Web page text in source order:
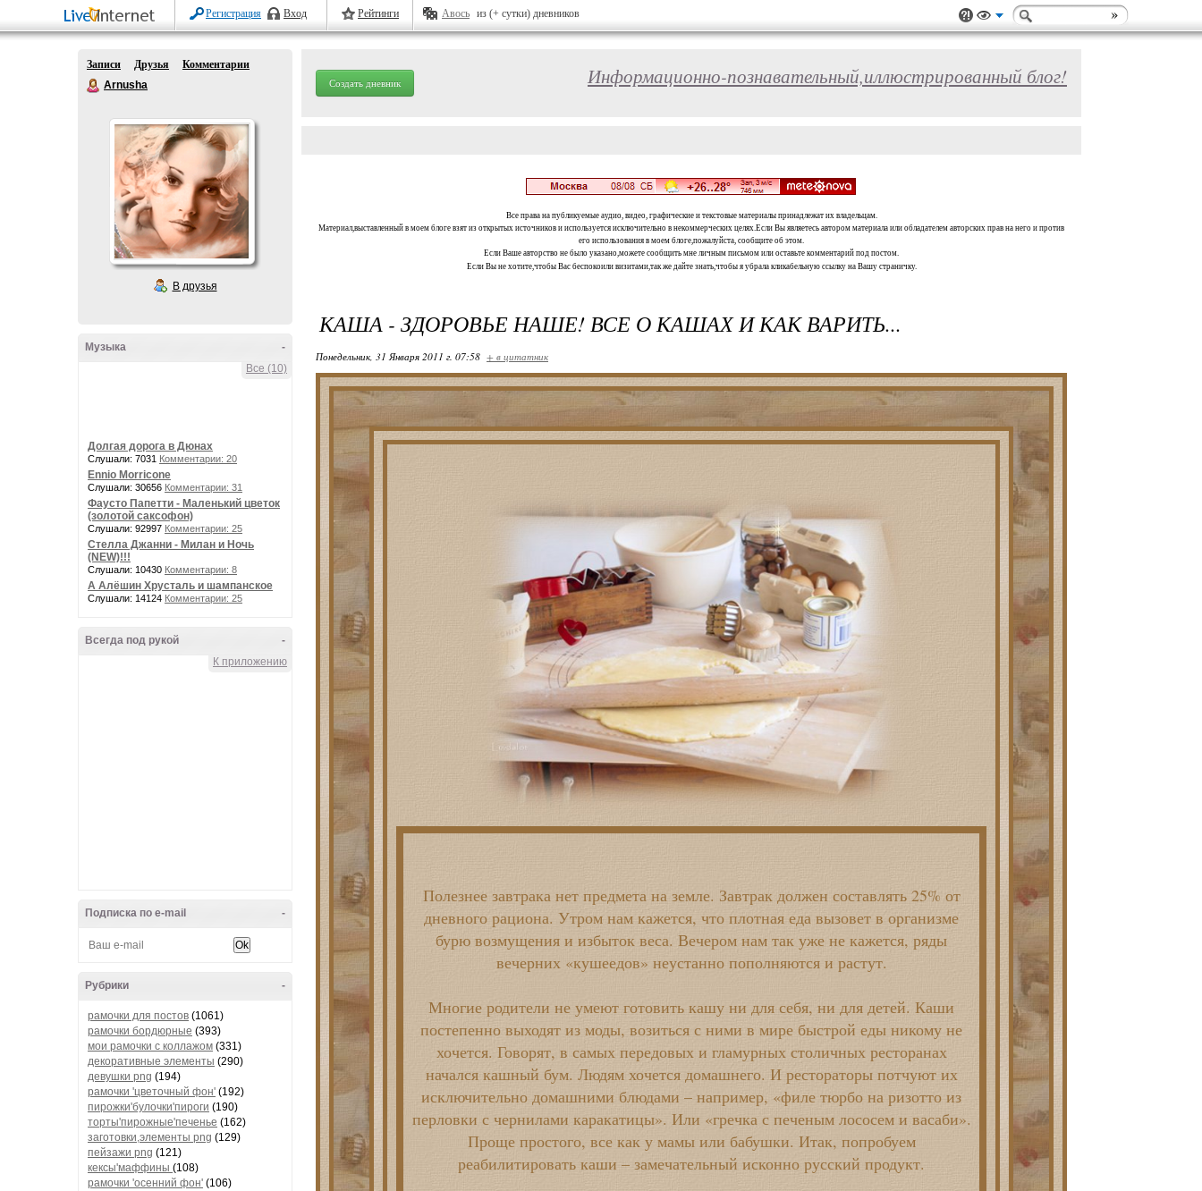
Регистрация Вход Рейтинги Авось из (+ сутки) дневников
Записи Друзья
Комментарии
Arnusha
В друзья
-
Музыка
Все (10)
Долгая дорога в Дюнах
Слушали: 7031 Комментарии: 20
Ennio Morricone
Слушали: 30656 Комментарии: 31
Фаусто Папетти - Маленький цветок
(золотой саксофон)
Слушали: 92997 Комментарии: 25
Стелла Джанни - Милан и Ночь
(NEW)!!!
Слушали: 10430 Комментарии: 8
А Алёшин Хрусталь и шампанское
Слушали: 14124 Комментарии: 25
-
Всегда под рукой
К приложению
-
Подписка по e-mail
-
Рубрики
рамочки для постов (1061)
рамочки бордюрные (393)
мои рамочки с коллажом (331)
декоративные элементы (290)
девушки png (194)
рамочки 'цветочный фон' (192)
пирожки'булочки'пироги (190)
торты'пирожные'печенье (162)
заготовки,элементы png (129)
пейзажи png (121)
кексы'маффины (108)
рамочки 'осенний фон' (106)
Создать дневник Информационно-познавательный,иллюстрированный блог!
Все права на публикуемые аудио, видео, графические и текстовые материалы принадлежат их владельцам.
Материал,выставленный в моем блоге взят из открытых источников и используется исключительно в некоммерческих целях.Если Вы являетесь автором материала или обладателем авторских прав на него и против
его использования в моем блоге,пожалуйста, сообщите об этом.
Если Ваше авторство не было указано,можете сообщить мне личным письмом или оставьте комментарий под постом.
Если Вы не хотите,чтобы Вас беспокоили визитами,так же дайте знать,чтобы я убрала кликабельную ссылку на Вашу страничку.
КАША - ЗДОРОВЬЕ НАШЕ! ВСЕ О КАШАХ И КАК ВАРИТЬ...
Понедельник, 31 Января 2011 г. 07:58 + в цитатник
Полезнее завтрака нет предмета на земле. Завтрак должен составлять 25% от
дневного рациона. Утром нам кажется, что плотная еда вызовет в организме
бурю возмущения и избыток веса. Вечером нам так уже не кажется, ряды
вечерних «кушеедов» неустанно пополняются и растут.
Многие родители не умеют готовить кашу ни для себя, ни для детей. Каши
постепенно выходят из моды, возиться с ними в мире быстрой еды никому не
хочется. Говорят, в самых передовых и гламурных столичных ресторанах
начался кашный бум. Людям хочется домашнего. И рестораторы потчуют их
исключительно домашними блюдами – например, «филе тюрбо на ризотто из
перловки с чернилами каракатицы». Или «гречка с печеным лососем и васаби».
Проще простого, все как у мамы или бабушки. Итак, попробуем
реабилитировать каши – замечательный исконно русский продукт.